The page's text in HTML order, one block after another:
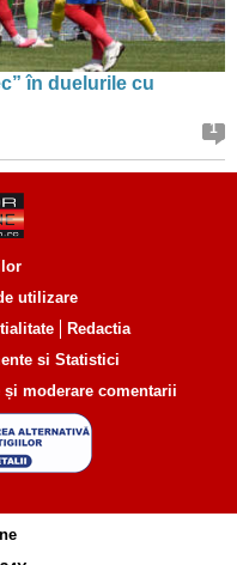
în duelurile cu
1
utilizare
Redactia
și moderare comentarii